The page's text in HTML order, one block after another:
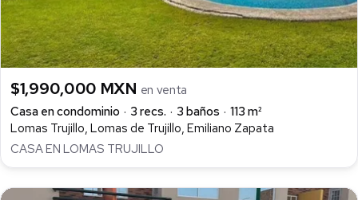
$1,990,000 MXN en venta
Casa en condominio
3 recs. 3 baños
113 m²
Lomas Trujillo, Lomas de Trujillo, Emiliano Zapata
CASA EN LOMAS TRUJILLO